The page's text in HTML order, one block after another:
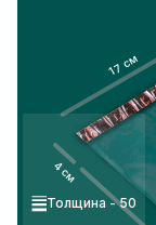
17 см
4 см
Толщина - 50